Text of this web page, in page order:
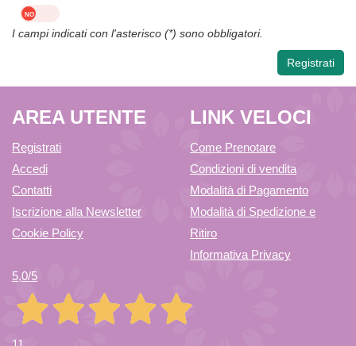
I campi indicati con l'asterisco (*) sono obbligatori.
AREA UTENTE
Registrati
Accedi
Contatti
Iscrizione alla Newsletter
Cookie Policy
LINK VELOCI
Come Prenotare
Condizioni di vendita
Modalità di Pagamento
Modalità di Spedizione e
Ritiro
Informativa Privacy
5,0/5